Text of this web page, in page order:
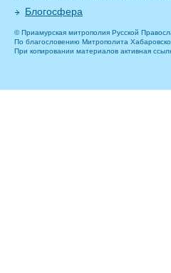
Блогосфера
© Приамурская митрополия Русской
По благословению Митрополита
При копировании материалов активная